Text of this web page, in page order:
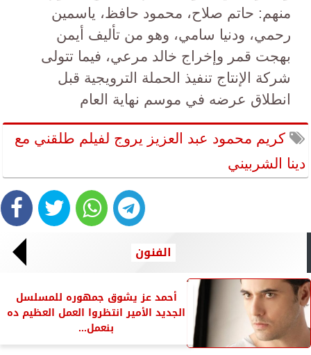
منهم: حاتم صلاح، محمود حافظ، ياسمين
رحمي، ودنيا سامي، وهو من تأليف أيمن
بهجت قمر وإخراج خالد مرعي، فيما تتولى
شركة الإنتاج تنفيذ الحملة الترويجية قبل
انطلاق عرضه في موسم نهاية العام
كريم محمود عبد العزيز يروج لفيلم طلقني مع
دينا الشربيني
الفنون
أحمد عز يشوق جمهوره للمسلسل
الجديد الأمير انتظروا العمل العظيم ده
بنعمل...